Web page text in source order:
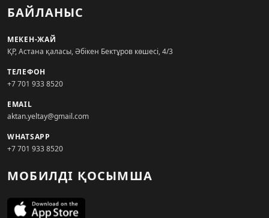
БАЙЛАНЫС
МЕКЕН-ЖАЙ
ҚР, Астана қаласы, Әбікен Бектұров көшесі, 4/3
ТЕЛЕФОН
+7 701 933 8520
EMAIL
aktan.yeltay@gmail.com
WHATSAPP
+7 701 933 8520
МОБИЛДІ ҚОСЫМША